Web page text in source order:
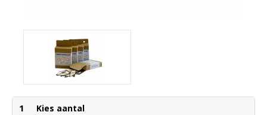
1 Kies aantal